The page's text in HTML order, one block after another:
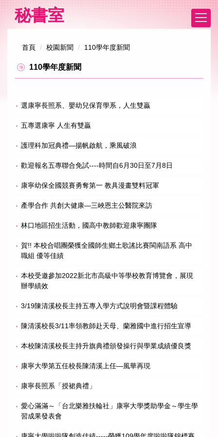
主
秘書室
首頁 校園新聞 110學年度新聞
110學年度新聞
選康寧長照系、嬰幼兒保育學系，人生雙贏
五專選康寧 人生有雙贏
護理科加冠典禮—揚帆啟航，乘風破浪
歡迎報名五專聯合免試----時間自6月30日至7月8日
康寧幼保全國競賽勇奪第一 教具漫畫雙料冠軍
產學合作 共創大健康—三峽恩主公醫院來訪
林口地區招生活動，國高中教師歡迎康寧團隊
賀!! 本校合唱團榮獲全國師生鄉土歌謠比賽閩南語系 高中
職組 優等佳績
本校受邀參加2022新北市高級中等學校教育博覽會，展現
辦學績效
3/19陳清溪校長主持五專入學方式說明會暨課程體驗
陳清溪校長3/11率領教師赴天母、蘭雅國中進行招生宣導
本校陳清溪校長主持升旗典禮頒發操行與學業成績優良獎
康寧大學第五任校長陳清溪上任—風華再現
康寧長照系「授裙典禮」
愛心滿滿～「台北樂雅扶輪社」康寧大學獎助學金～學生學
習成果發表會